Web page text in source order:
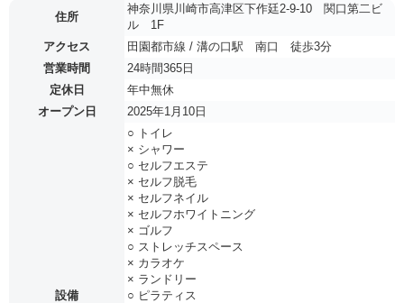
住所
神奈川県川崎市高津区下作廷2-9-10 関口第二ビ
ル 1F
アクセス
田園都市線 / 溝の口駅 南口 徒歩3分
営業時間
24時間365日
定休日
年中無休
オープン日
2025年1月10日
設備
○ トイレ
× シャワー
○ セルフエステ
× セルフ脱毛
× セルフネイル
× セルフホワイトニング
× ゴルフ
○ ストレッチスペース
× カラオケ
× ランドリー
○ ピラティス